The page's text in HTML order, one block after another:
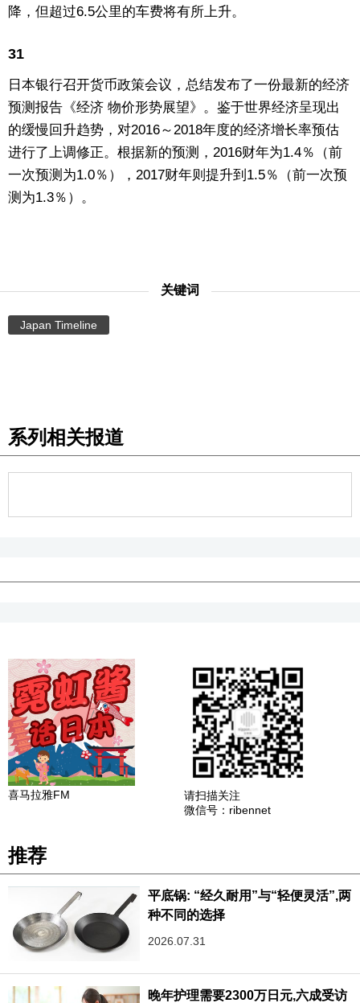
降，但超过6.5公里的车费将有所上升。
31
日本银行召开货币政策会议，总结发布了一份最新的经济
预测报告《经济 物价形势展望》。鉴于世界经济呈现出
的缓慢回升趋势，对2016～2018年度的经济增长率预估
进行了上调修正。根据新的预测，2016财年为1.4％（前
一次预测为1.0％），2017财年则提升到1.5％（前一次预
测为1.3％）。
关键词
Japan Timeline
系列相关报道
喜马拉雅FM
请扫描关注
微信号：ribennet
推荐
平底锅: “经久耐用”与“轻便灵活”,两
种不同的选择
2026.07.31
晚年护理需要2300万日元,六成受访